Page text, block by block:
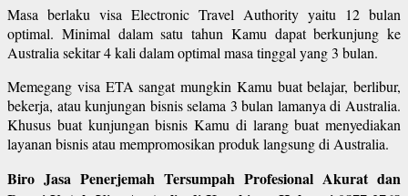
Masa berlaku visa Electronic Travel Authority yaitu 12 bulan
optimal. Minimal dalam satu tahun Kamu dapat berkunjung ke
Australia sekitar 4 kali dalam optimal masa tinggal yang 3 bulan.
Memegang visa ETA sangat mungkin Kamu buat belajar, berlibur,
bekerja, atau kunjungan bisnis selama 3 bulan lamanya di Australia.
Khusus buat kunjungan bisnis Kamu di larang buat menyediakan
layanan bisnis atau mempromosikan produk langsung di Australia.
Biro Jasa Penerjemah Tersumpah Profesional Akurat dan